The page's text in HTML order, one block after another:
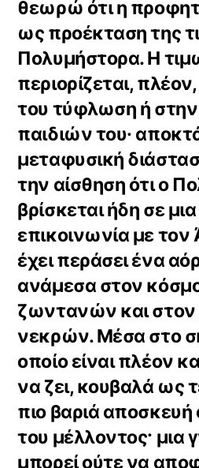
θεωρώ ότι η
ως προέκταση της
Πολυμήστορα. Η
περιορίζεται,
του τύφλωση ή
παιδιών του·
μεταφυσική
την αίσθηση ότι ο
βρίσκεται ήδη σε
επικοινωνία με τον
έχει περάσει ένα
ανάμεσα στον
ζωντανών και
νεκρών. Μέσα στο
οποίο είναι πλέον
να ζει, κουβαλά ως
πιο βαριά
του μέλλοντος·
μπορεί ούτε να